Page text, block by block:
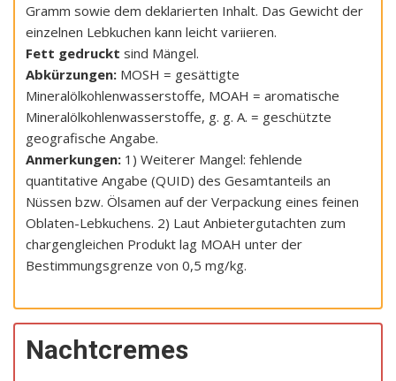
Gramm sowie dem deklarierten Inhalt. Das Gewicht der
einzelnen Lebkuchen kann leicht variieren.
Fett gedruckt sind Mängel.
Abkürzungen: MOSH = gesättigte
Mineralölkohlenwasserstoffe, MOAH = aromatische
Mineralölkohlenwasserstoffe, g. g. A. = geschützte
geografische Angabe.
Anmerkungen: 1) Weiterer Mangel: fehlende
quantitative Angabe (QUID) des Gesamtanteils an
Nüssen bzw. Ölsamen auf der Verpackung eines feinen
Oblaten-Lebkuchens. 2) Laut Anbietergutachten zum
chargengleichen Produkt lag MOAH unter der
Bestimmungsgrenze von 0,5 mg/kg.
Nachtcremes